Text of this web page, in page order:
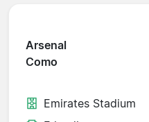
Arsenal
Como
Emirates Stadium